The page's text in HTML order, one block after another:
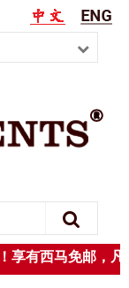
有西马免邮